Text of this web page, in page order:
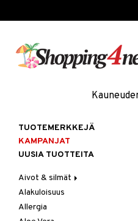
TUOTEMERKKEJÄ
KAMPANJAT
UUSIA TUOTTEITA
Aivot & silmät
Muisti
Rasvahapot
Alakuloisuus
Allergia